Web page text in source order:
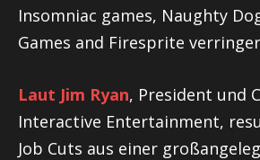
Insomniac games, Naughty
Games and Firesprite
Laut Jim Ryan, President und
Interactive Entertainment,
Job Cuts aus einer